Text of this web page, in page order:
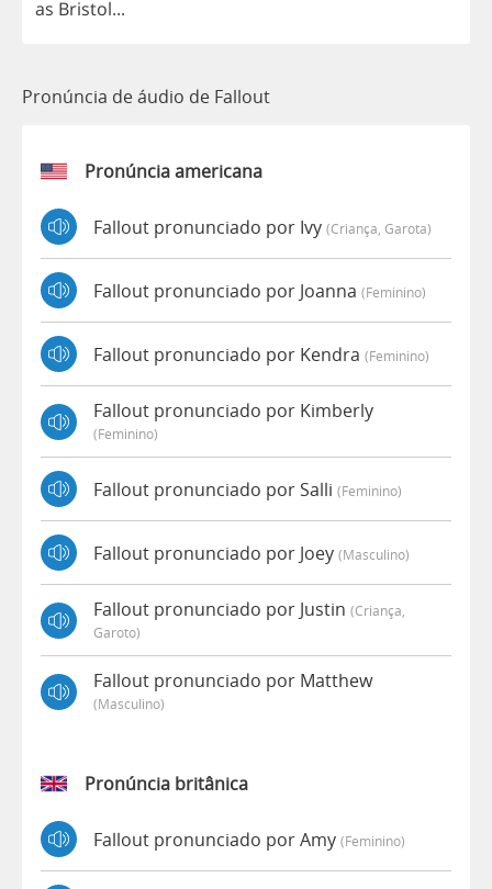
as Bristol...
Pronúncia de áudio de Fallout
Pronúncia americana
Fallout pronunciado por Ivy (criança, Garota)
Fallout pronunciado por Joanna (feminino)
Fallout pronunciado por Kendra (feminino)
Fallout pronunciado por Kimberly
(feminino)
Fallout pronunciado por Salli (feminino)
Fallout pronunciado por Joey (masculino)
Fallout pronunciado por Justin (criança,
Garoto)
Fallout pronunciado por Matthew
(masculino)
Pronúncia britânica
Fallout pronunciado por Amy (feminino)